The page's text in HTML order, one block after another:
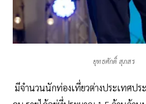
ยุทธศักดิ์ สุภสร
มีจำนวนนักท่องเที่ยวต่างประเทศป